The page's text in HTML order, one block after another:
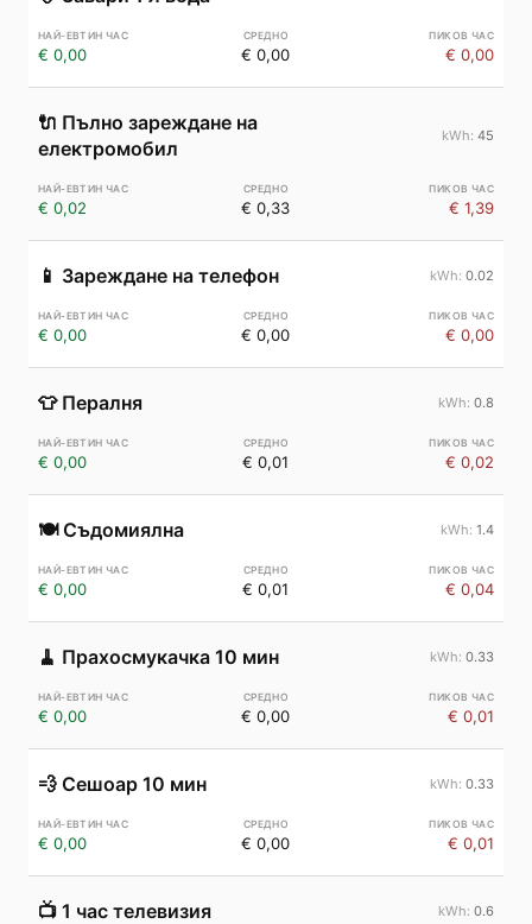
€ 0,00 € 0,00 € 0,00
🔌 Пълно зареждане на
електромобил
45
€ 0,02 € 0,33 € 1,39
📱 Зареждане на телефон 0.02
€ 0,00 € 0,00 € 0,00
👕 Пералня 0.8
€ 0,00 € 0,01 € 0,02
🍽️ Съдомиялна 1.4
€ 0,00 € 0,01 € 0,04
🧹 Прахосмукачка 10 мин 0.33
€ 0,00 € 0,00 € 0,01
💨 Сешоар 10 мин 0.33
€ 0,00 € 0,00 € 0,01
📺 1 час телевизия 0.6